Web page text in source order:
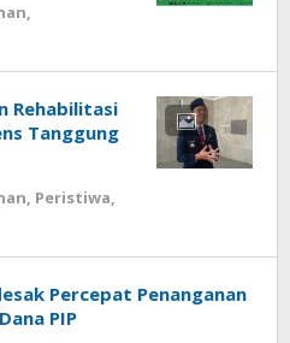
,
Rehabilitasi
Tanggung
, Peristiwa,
Percepat Penanganan
PIP